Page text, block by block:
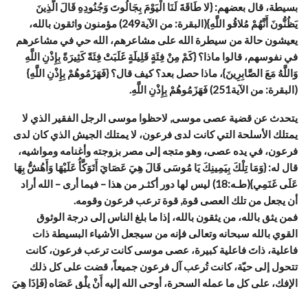
بسيطة، قال بعضهم: {لا طَاقَةَ لَنَا الْيَوْمَ بِجَالُوتَ وَجُنُودِهِ قَالَ الَّذِينَ
يَظُنُّونَ أَنَّهُمْ مُلاقُو اللَّهِ}(البقرة: من الآية249) مؤمنون واثقون بالله،
يعيشون حالة من سيطرة الله على مشاعرهم، الله حي في مشاعرهم
في نفوسهم، قالوا ماذا؟ {كَمْ مِنْ فِئَةٍ قَلِيلَةٍ غَلَبَتْ فِئَةً كَثِيرَةً بِإِذْنِ اللَّهِ
وَاللَّهُ مَعَ الصَّابِرِينَ}، ماذا حصل بعد؟ كيف قال؟ {فَهَزَمُوهُمْ بِإِذْنِ اللَّهِ}
(البقرة: من الآية251) فَهَزَمُوهُمْ بِإِذْنِ اللَّهِ.
يتحدث عن قضية عصى موسى, لاحظوا موسى الرجل الفقير الذي لا
يمتلك الأسلحة التي كانت لدى فرعون، لا يمتلك الجيش الذي كان لدى
فرعون، في يده عصى، وهو متجه إلى مصر بزوجته وأغنامه ومواشيه،
قال له: {وَمَا تِلْكَ بِيَمِينِكَ يَا مُوسَى قَالَ هِيَ عَصَايَ أَتَوَكَّأُ عَلَيْهَا وَأَهُشُّ بِهَا
عَلَى غَنَمِي}(طـه:18) ليس لها دور أكثـر من هذا – فيما أرى – الله أراد
أن يجعل من تلك العصى قوة, قوة ترعب فرعون وقومه.
فمن يثق بالله، من يثقون بالله، إذا ما بلغ الناس إلى درجة الوثوق
القوي بالله سبحانه وتعالى فإنه من سيجعل الأشياء البسيطة ذات
فاعلية، ذاتَ فاعلية كبيرة، عصى موسى كانت ترعب فرعون، كانت
تتحول إلى حيّة، كانت تُرعب آل فرعون جميعاً، قضت على كل ذلك
الإفك، على كل ما عمله السحرة، أوحى الله إليه أَنْ يلْقِ عَصَاه {فَإِذَا هِيَ